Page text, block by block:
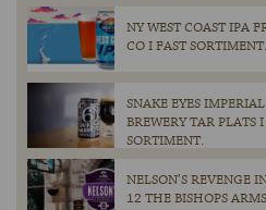
NY WEST COAST IPA
CO I FAST SORTIMENT.
SNAKE EYES
BREWERY TAR PLATS
SORTIMENT.
NELSON’S REVENGE
12 THE BISHOPS